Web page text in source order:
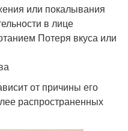
или покалывания
в лице
Потеря вкуса или
от причины его
распространенных